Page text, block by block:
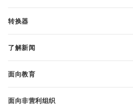
文本文档模板
转换器
转换电子表格
了解新闻
面向教育
适用于教育人士
面向非营利组织